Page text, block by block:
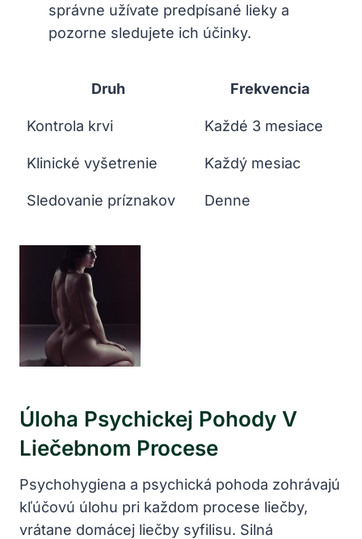
správne užívate predpísané lieky ⁤a
pozorne sledujete ich účinky.
Druh Frekvencia
Kontrola krvi Každé⁣ 3 mesiace
Klinické vyšetrenie Každý mesiac
Sledovanie príznakov Denne
Úloha ⁢psychickej Pohody V
Liečebnom ⁤procese
Psychohygiena a psychická⁢ pohoda zohrávajú
kľúčovú úlohu pri každom ⁤procese liečby,
vrátane⁤ domácej ​liečby syfilisu.‍ Silná